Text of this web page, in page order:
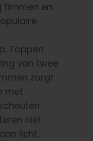
fimmen en
Toppen
van twee
zorgt
met
niet
licht,